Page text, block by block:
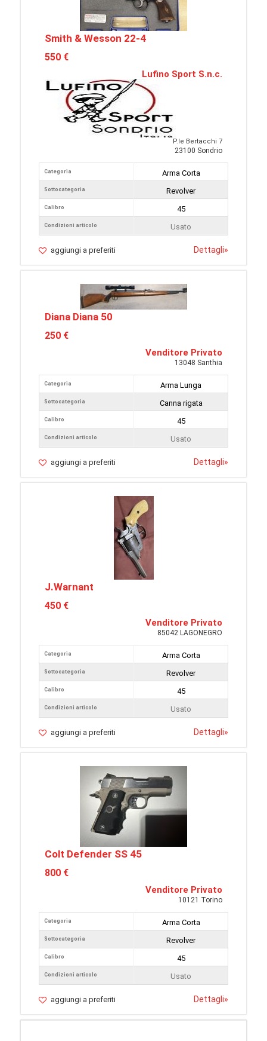
Smith & Wesson 22-4
550 €
Lufino Sport S.n.c.
P.le Bertacchi 7
23100 Sondrio
Categoria
Sottocategoria
Calibro
Condizioni articolo
Arma Corta
Revolver
45
Usato
aggiungi a preferiti Dettagli»
Diana Diana 50
250 €
Venditore Privato
13048 Santhia
Categoria
Sottocategoria
Calibro
Condizioni articolo
Arma Lunga
Canna rigata
45
Usato
aggiungi a preferiti Dettagli»
J.Warnant
450 €
Venditore Privato
85042 LAGONEGRO
Categoria
Sottocategoria
Calibro
Condizioni articolo
Arma Corta
Revolver
45
Usato
aggiungi a preferiti Dettagli»
Colt Defender SS 45
800 €
Venditore Privato
10121 Torino
Categoria
Sottocategoria
Calibro
Condizioni articolo
Arma Corta
Revolver
45
Usato
aggiungi a preferiti Dettagli»